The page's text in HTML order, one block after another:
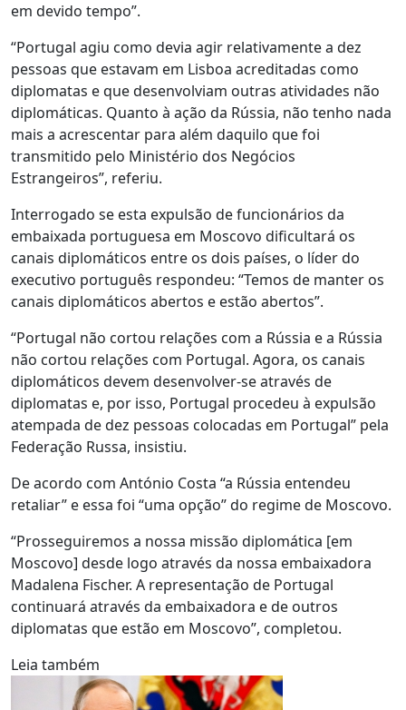
em devido tempo”.
“Portugal agiu como devia agir relativamente a dez
pessoas que estavam em Lisboa acreditadas como
diplomatas e que desenvolviam outras atividades não
diplomáticas. Quanto à ação da Rússia, não tenho nada
mais a acrescentar para além daquilo que foi
transmitido pelo Ministério dos Negócios
Estrangeiros”, referiu.
Interrogado se esta expulsão de funcionários da
embaixada portuguesa em Moscovo dificultará os
canais diplomáticos entre os dois países, o líder do
executivo português respondeu: “Temos de manter os
canais diplomáticos abertos e estão abertos”.
“Portugal não cortou relações com a Rússia e a Rússia
não cortou relações com Portugal. Agora, os canais
diplomáticos devem desenvolver-se através de
diplomatas e, por isso, Portugal procedeu à expulsão
atempada de dez pessoas colocadas em Portugal” pela
Federação Russa, insistiu.
De acordo com António Costa “a Rússia entendeu
retaliar” e essa foi “uma opção” do regime de Moscovo.
“Prosseguiremos a nossa missão diplomática [em
Moscovo] desde logo através da nossa embaixadora
Madalena Fischer. A representação de Portugal
continuará através da embaixadora e de outros
diplomatas que estão em Moscovo”, completou.
Leia também